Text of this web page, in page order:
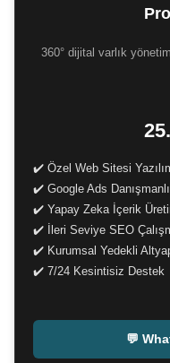
360° dijital varlık
✔️ Özel Web Sitesi
✔️ Google Ads
✔️ Yapay Zeka İçerik
✔️ İleri Seviye SEO
✔️ Kurumsal Yedekli
✔️ 7/24 Kesintisiz Destek
💬